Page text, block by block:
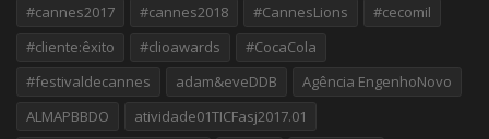
#cannes2017
#cannes2018 #CannesLions
#cecomil
#cliente:êxito
#clioawards
#CocaCola
#festivaldecannes
adam&eveDDB
Agência EngenhoNovo
ALMAPBBDO
atividade01TICFasj2017.01